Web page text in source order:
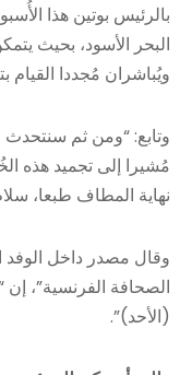
بالرئيس بوتين هذا
البحر الأسود، بحيث
ويُباشران مُجددا القيام
وتابع: “ومن ثم
مُشيرا إلى تجميد هذه
نهاية المطاف طبعا،
وقال مصدر داخل الوفد
الصحافة الفرنسية”، إن
(الأحد)”.